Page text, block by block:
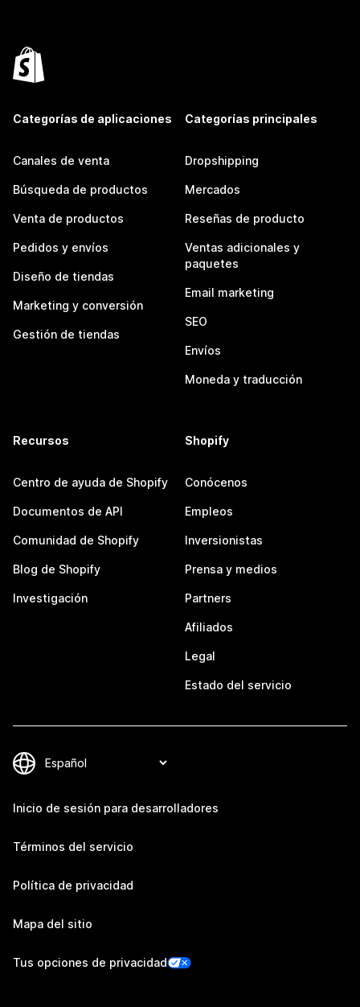
Categorías de aplicaciones
Canales de venta
Búsqueda de productos
Venta de productos
Pedidos y envíos
Diseño de tiendas
Marketing y conversión
Gestión de tiendas
Categorías principales
Dropshipping
Mercados
Reseñas de producto
Ventas adicionales y
paquetes
Email marketing
SEO
Envíos
Moneda y traducción
Recursos
Centro de ayuda de Shopify
Documentos de API
Comunidad de Shopify
Blog de Shopify
Investigación
Shopify
Conócenos
Empleos
Inversionistas
Prensa y medios
Partners
Afiliados
Legal
Estado del servicio
Inicio de sesión para desarrolladores
Términos del servicio
Política de privacidad
Mapa del sitio
Tus opciones de privacidad